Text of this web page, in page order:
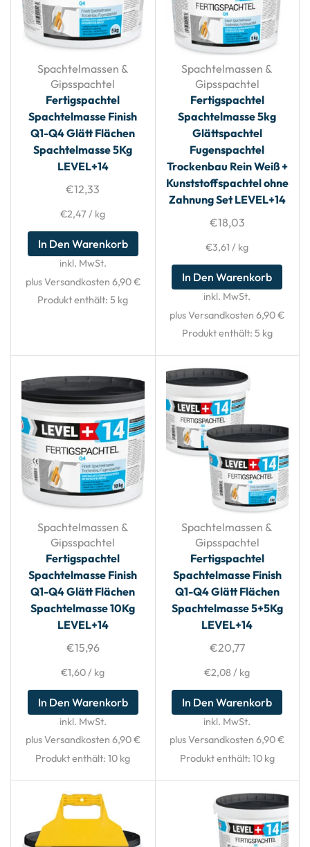
Spachtelmassen &
Gipsspachtel
Fertigspachtel
Spachtelmasse Finish
Q1-Q4 Glätt Flächen
Spachtelmasse 5Kg
LEVEL+14
€12,33
€2,47 / kg
In Den Warenkorb
inkl. MwSt.
plus Versandkosten 6,90 €
Produkt enthält: 5 kg
Spachtelmassen &
Gipsspachtel
Fertigspachtel
Spachtelmasse 5kg
Glättspachtel
Fugenspachtel
Trockenbau Rein Weiß +
Kunststoffspachtel ohne
Zahnung Set LEVEL+14
€18,03
€3,61 / kg
In Den Warenkorb
inkl. MwSt.
plus Versandkosten 6,90 €
Produkt enthält: 5 kg
Spachtelmassen &
Gipsspachtel
Fertigspachtel
Spachtelmasse Finish
Q1-Q4 Glätt Flächen
Spachtelmasse 10Kg
LEVEL+14
€15,96
€1,60 / kg
In Den Warenkorb
inkl. MwSt.
plus Versandkosten 6,90 €
Produkt enthält: 10 kg
Spachtelmassen &
Gipsspachtel
Fertigspachtel
Spachtelmasse Finish
Q1-Q4 Glätt Flächen
Spachtelmasse 5+5Kg
LEVEL+14
€20,77
€2,08 / kg
In Den Warenkorb
inkl. MwSt.
plus Versandkosten 6,90 €
Produkt enthält: 10 kg